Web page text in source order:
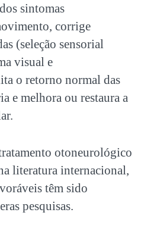
sintomas
corrige
(seleção sensorial
visual e
o retorno normal das
e melhora ou restaura a
otoneurológico
literatura internacional,
têm sido
pesquisas.